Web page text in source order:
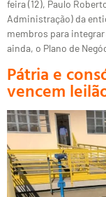
feira (12), Paulo
Administração) da
membros para
ainda, o Plano de
Pátria e
vencem